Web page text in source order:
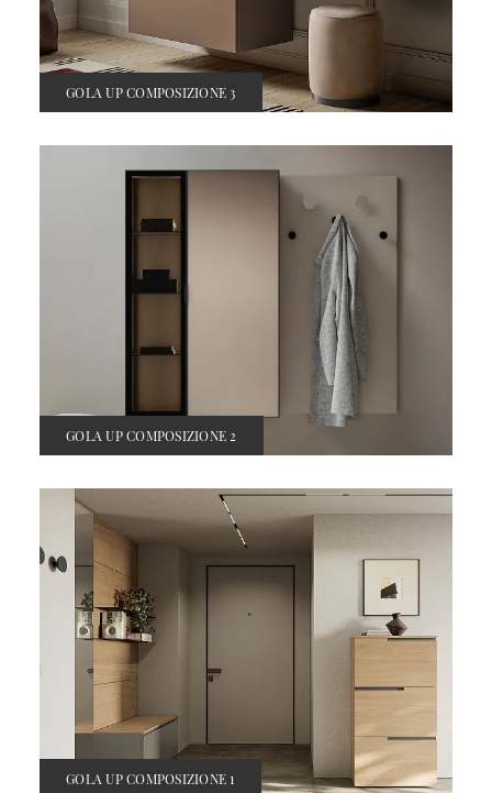
GOLA UP COMPOSIZIONE 3
GOLA UP COMPOSIZIONE 2
GOLA UP COMPOSIZIONE 1